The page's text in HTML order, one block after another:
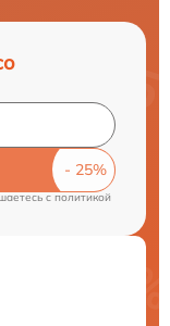
cполитикой